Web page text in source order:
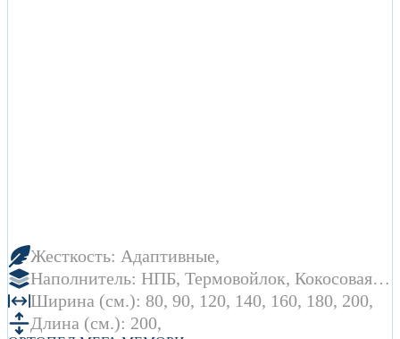
Жесткость: Адаптивные
Наполнитель: НПБ Термовойлок Кокосовая
койра Латекс Memory Foam
Ширина (см.): 80 90 120 140 160 180 200
Длина (см.): 200